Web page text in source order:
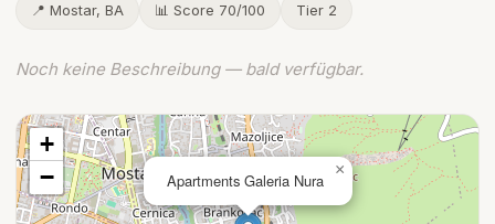
📍 Mostar, BA 📊 Score 70/100 Tier 2
Noch keine Beschreibung — bald verfügbar.
Apartments Galeria Nura
×
+
−